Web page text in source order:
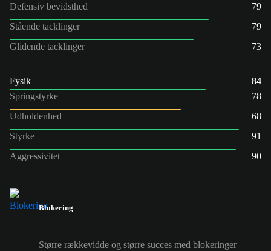
Defensiv bevidsthed
79
Stående tacklinger
79
Glidende tacklinger
73
Fysik
84
Springstyrke
78
Udholdenhed
68
Styrke
91
Aggressivitet
90
Blokering
Større rækkevidde og større succes med blokeringer